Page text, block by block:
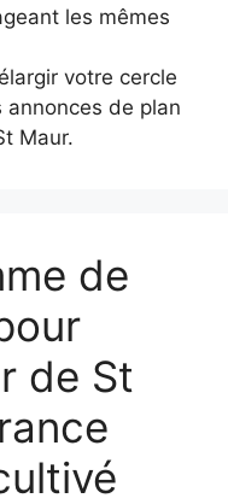
les mêmes
votre cercle
de plan
Maur.
de
de St